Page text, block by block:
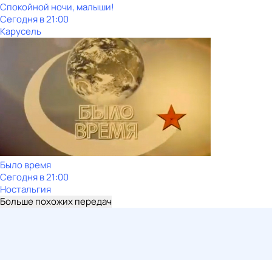
Спокойной ночи, малыши!
Сегодня в 21:00
Карусель
Было время
Сегодня в 21:00
Ностальгия
Больше похожих передач